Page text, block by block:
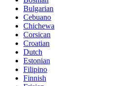
Bulgarian
Cebuano
Chichewa
Corsican
Croatian
Dutch
Estonian
Filipino
Finnish